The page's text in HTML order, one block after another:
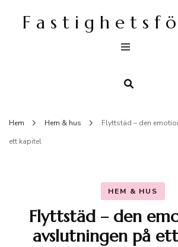
F a s t i g h e t s f
Hem Hem & hus
Flyttstäd – den
ett kapitel
HEM & HUS
Flyttstäd – den
avslutningen på